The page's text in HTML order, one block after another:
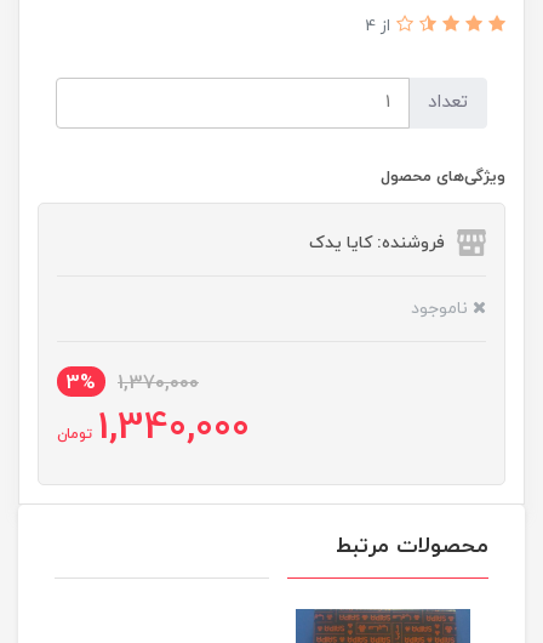
از 4
تعداد
ویژگی‌های محصول
فروشنده: کایا یدک
ناموجود
1,370,000
3%
1,340,000 تومان
محصولات مرتبط